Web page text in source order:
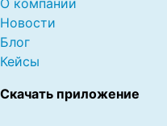
О компании
Новости
Блог
Кейсы
Скачать приложение